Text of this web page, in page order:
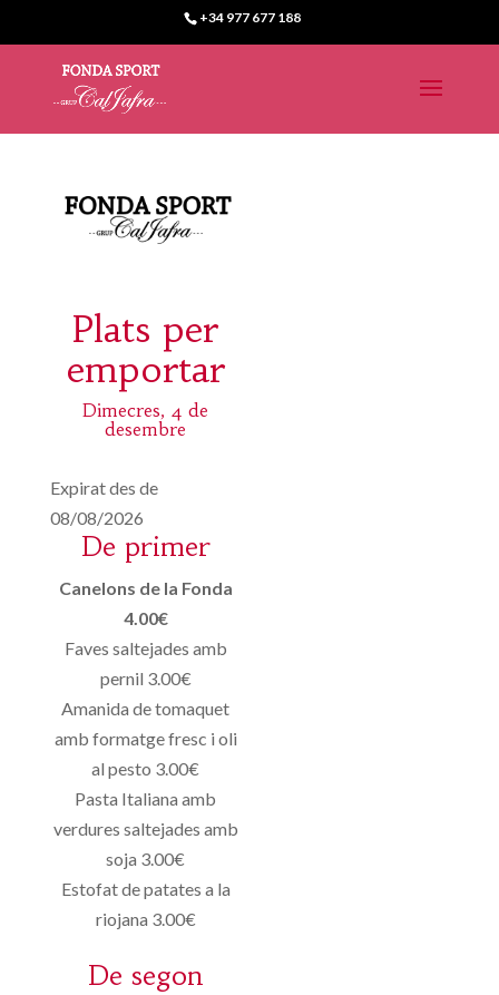
+34 977 677 188
Plats per
emportar
Dimecres, 4 de
desembre
Expirat des de
08/08/2026
De primer
Canelons de la Fonda
4.00€
Faves saltejades amb
pernil 3.00€
Amanida de tomaquet
amb formatge fresc i oli
al pesto 3.00€
Pasta Italiana amb
verdures saltejades amb
soja 3.00€
Estofat de patates a la
riojana 3.00€
De segon